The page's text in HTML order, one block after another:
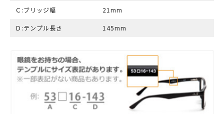
Ｃ:ブリッジ幅 21mm
Ｄ:テンプル長さ 145mm